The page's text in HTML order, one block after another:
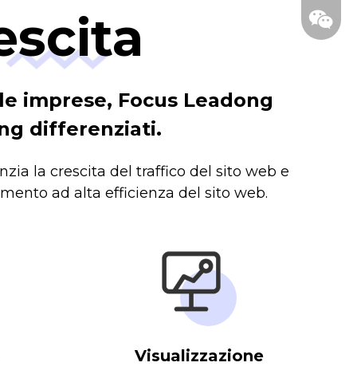
imprese, Focus Leadong
differenziati.
la crescita del traffico del sito web e
ad alta efficienza del sito web.
Visualizzazione